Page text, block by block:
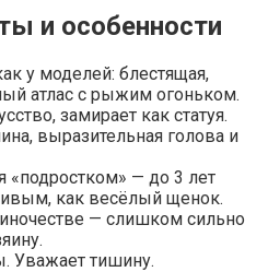
и особенности
у моделей: блестящая,
атлас с рыжим огоньком.
замирает как статуя.
выразительная голова и
«подростком» — до 3 лет
как весёлый щенок.
— слишком сильно
Уважает тишину.